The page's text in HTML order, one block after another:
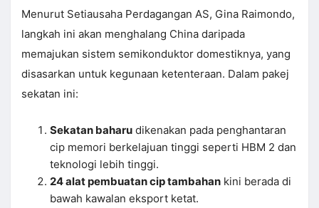
Menurut Setiausaha Perdagangan AS, Gina Raimondo,
langkah ini akan menghalang China daripada
memajukan sistem semikonduktor domestiknya, yang
disasarkan untuk kegunaan ketenteraan. Dalam pakej
sekatan ini:
Sekatan baharu dikenakan pada penghantaran
cip memori berkelajuan tinggi seperti HBM 2 dan
teknologi lebih tinggi.
24 alat pembuatan cip tambahan kini berada di
bawah kawalan eksport ketat.